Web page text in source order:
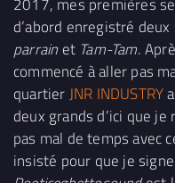
d’abord enregistré
parrain et Tam-Tam.
commencé à aller pas
quartier JNR INDUSTRY
deux grands d’ici que
pas mal de temps avec
insisté pour que je